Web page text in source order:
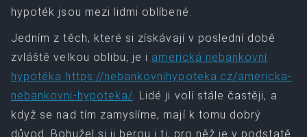
hypoték jsou mezi lidmi oblíbené.
Jedním z těch, které si získávají v poslední době
zvláště velkou oblibu, je i americká nebankovní
hypotéka https://nebankovnihypoteka.cz/americka-
nebankovni-hypoteka/ . Lidé ji volí stále častěji, a
když se nad tím zamyslíme, mají k tomu dobrý
důvod. Bohužel si ji berou i ti, pro něž je v podstatě